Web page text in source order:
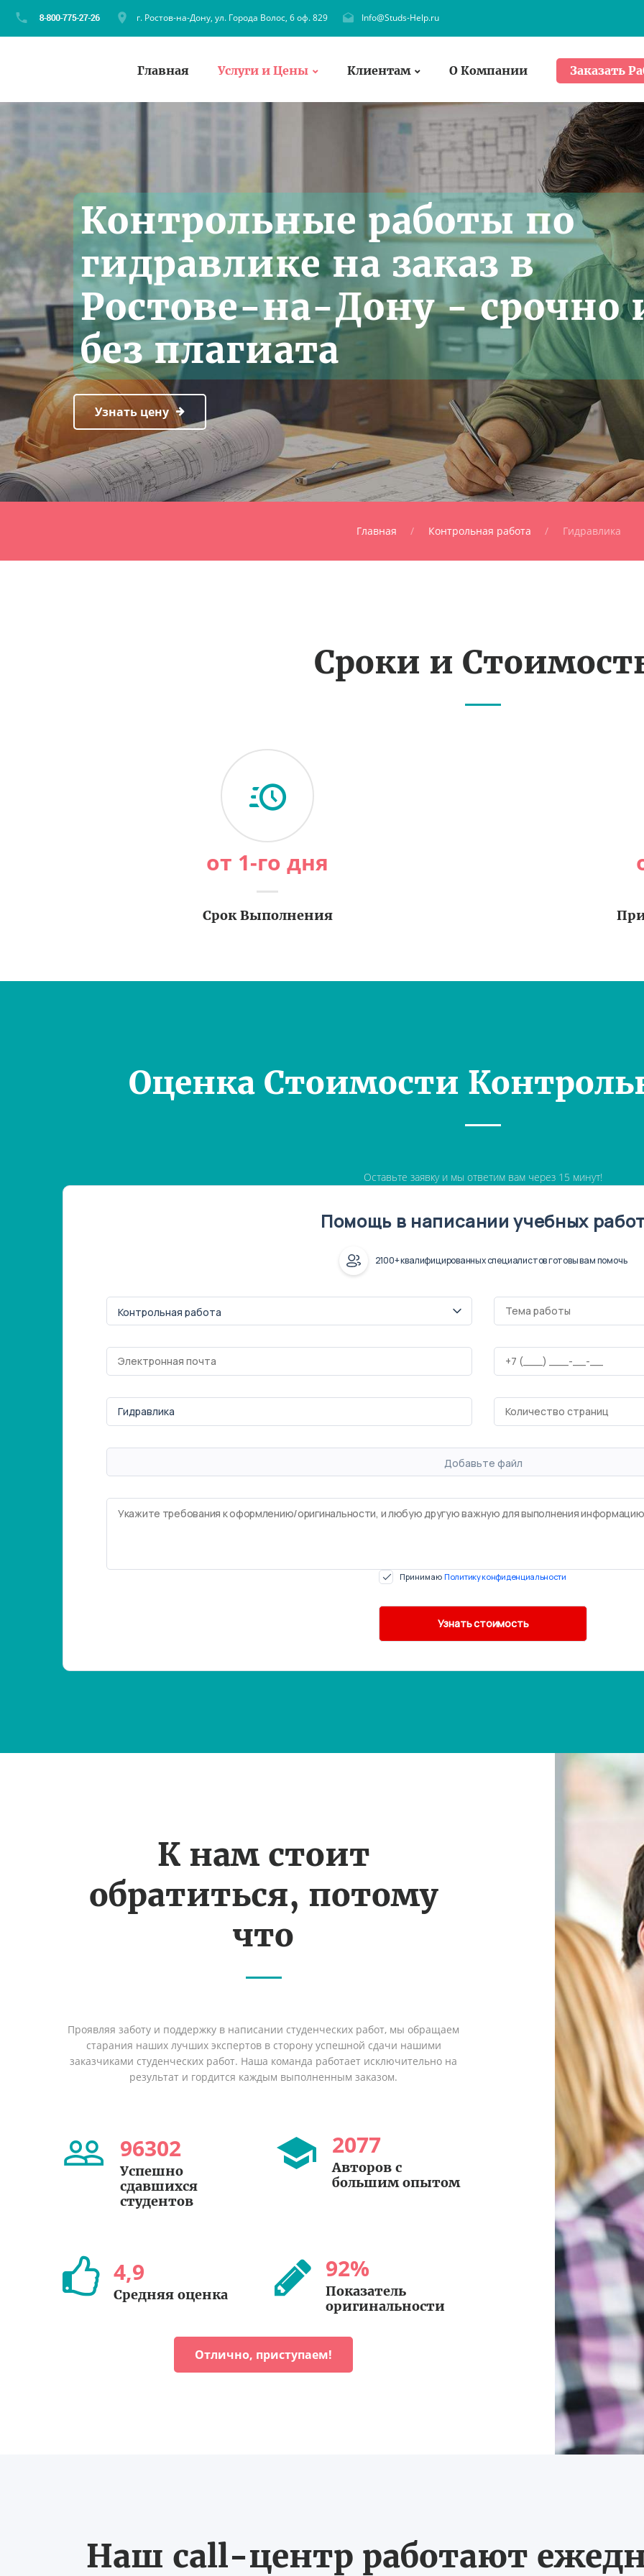
г. Ростов-на-Дону, ул. Города Волос, 6 оф. 829 Info@Studs-Help.ru
Главная Услуги и Цены Клиентам О Компании Заказать
Контрольные работы по
гидравлике на заказ в
Ростове-на-Дону - срочно
без плагиата
Узнать цену
Главная Контрольная работа Гидравлика
Сроки и
от 1-го дня
Срок Выполнения
Оценка Стоимости
Оставьте заявку и мы ответим вам через 15 минут!
Помощь в написании учебных
2100+ квалифицированных специалистов готовы вам помочь
Добавьте файл
Принимаю Политику конфиденциальности
К нам стоит
обратиться, потому
что
Проявляя заботу и поддержку в написании студенческих работ, мы обращаем
старания наших лучших экспертов в сторону успешной сдачи нашими
заказчиками студенческих работ. Наша команда работает исключительно на
результат и гордится каждым выполненным заказом.
96302
Успешно
сдавшихся
студентов
2077
Авторов с
большим опытом
4,9
Средняя оценка
92%
Показатель
оригинальности
Отлично, приступаем!
Наш call-центр работают